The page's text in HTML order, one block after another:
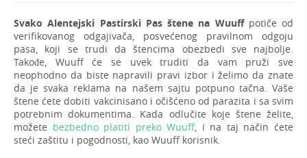
Svako Alentejski Pastirski Pas štene na Wuuffpotiče od
verifikovanog odgajivača, posvećenog pravilnom odgoju
pasa, koji se trudi da štencima obezbedi sve najbolje.
Takođe, Wuuff će se uvek truditi da vam pruži sve
neophodno da biste napravili pravi izbor i želimo da znate
da je svaka reklama na našem sajtu potpuno tačna. Vaše
štene ćete dobiti vakcinisano i očišćeno od parazita i sa svim
potrebnim dokumentima. Kada odlučite koje štene želite,
možete bezbedno platiti preko Wuuff, i na taj način ćete
steći zaštitu i pogodnosti, kao Wuuff korisnik.